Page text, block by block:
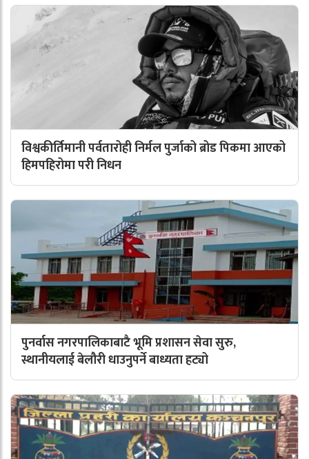
विश्वकीर्तिमानी पर्वतारोही निर्मल पुर्जाको ब्रोड पिकमा आएको
हिमपहिरोमा परी निधन
पुनर्वास नगरपालिकाबाटै भूमि प्रशासन सेवा सुरु,
स्थानीयलाई बेलौरी धाउनुपर्ने बाध्यता हट्यो